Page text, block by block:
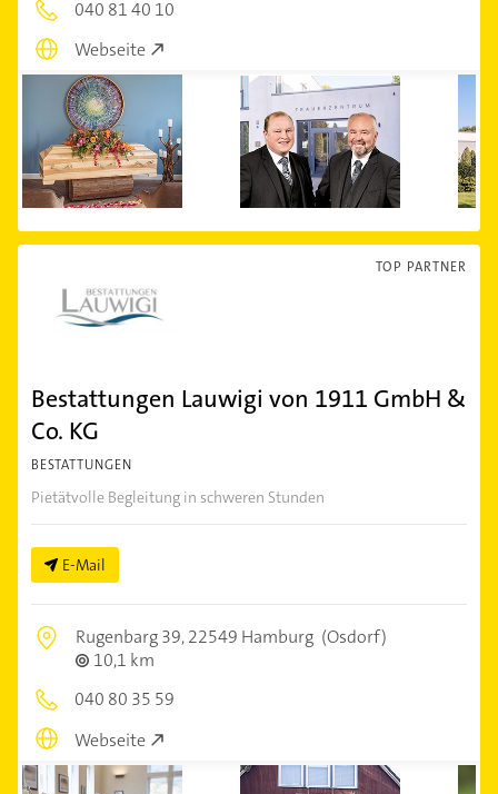
040 81 40 10
Webseite
TOP PARTNER
Bestattungen Lauwigi von 1911 GmbH &
Co. KG
BESTATTUNGEN
Pietätvolle Begleitung in schweren Stunden
E-Mail
Rugenbarg 39,22549 Hamburg (Osdorf)
10,1 km
040 80 35 59
Webseite